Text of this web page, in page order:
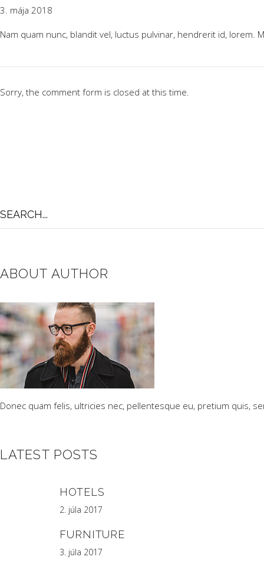
3. mája 2018
Nam quam nunc, blandit vel, luctus pulvinar, hendrerit id,
Sorry, the comment form is closed at this time.
Search
ABOUT AUTHOR
Donec quam felis, ultricies nec, pellentesque eu, pretium quis,
LATEST POSTS
HOTELS
2. júla 2017
FURNITURE
3. júla 2017